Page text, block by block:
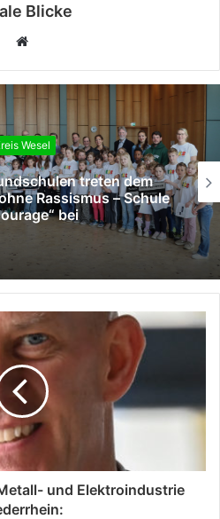
Blicke
Webseite
Wesel
treten dem
Rassismus – Schule
bei
und Elektroindustrie